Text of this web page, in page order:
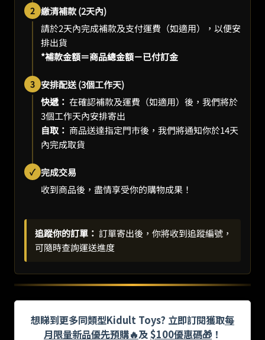
2 繳清補款 (2天內)
請於2天內完成補款及支付運費（如適用），以便安
排出貨
*補款金額＝商品總金額－已付訂金
3 安排配送 (3個工作天)
快遞： 在確認補款及運費（如適用）後，我們將於
3個工作天內安排寄出
自取： 商品送達指定門市後，我們將通知你於14天
內完成取貨
✓ 完成交易
收到商品後，盡情享受你的購物成果！
追蹤你的訂單： 訂單寄出後，你將收到追蹤編號，
可隨時查詢運送進度